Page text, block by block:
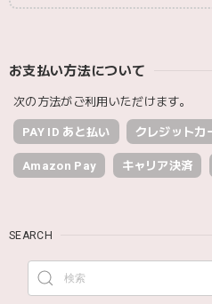
お支払い方法について
次の方法がご利用いただけます。
PAY ID あと払い クレジットカ
Amazon Pay キャリア決済
SEARCH